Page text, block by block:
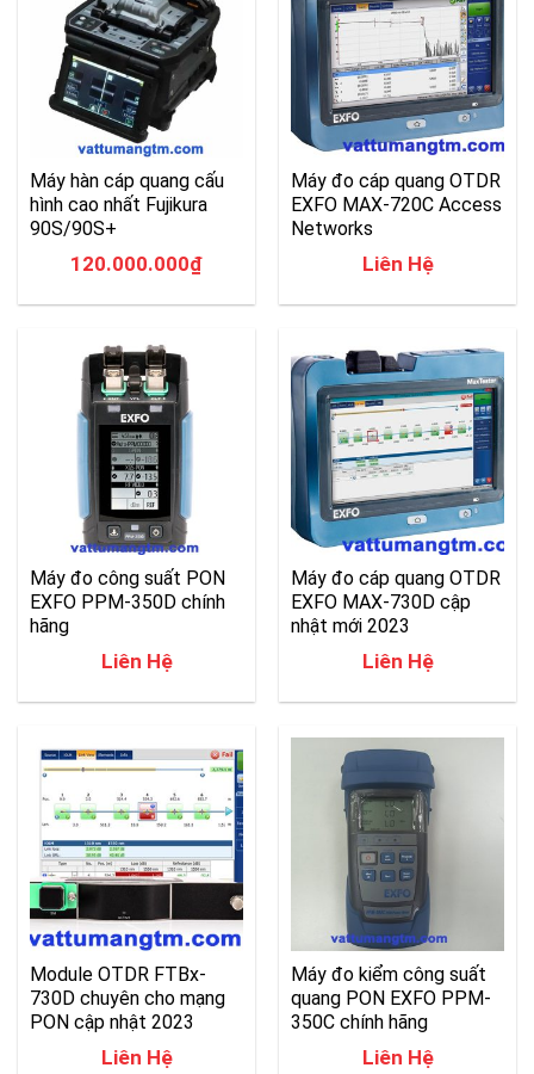
Máy hàn cáp quang cấu
hình cao nhất Fujikura
90S/90S+
120.000.000₫
Máy đo cáp quang OTDR
EXFO MAX-720C Access
Networks
Liên Hệ
Máy đo công suất PON
EXFO PPM-350D chính
hãng
Liên Hệ
Máy đo cáp quang OTDR
EXFO MAX-730D cập
nhật mới 2023
Liên Hệ
Module OTDR FTBx-
730D chuyên cho mạng
PON cập nhật 2023
Liên Hệ
Máy đo kiểm công suất
quang PON EXFO PPM-
350C chính hãng
Liên Hệ